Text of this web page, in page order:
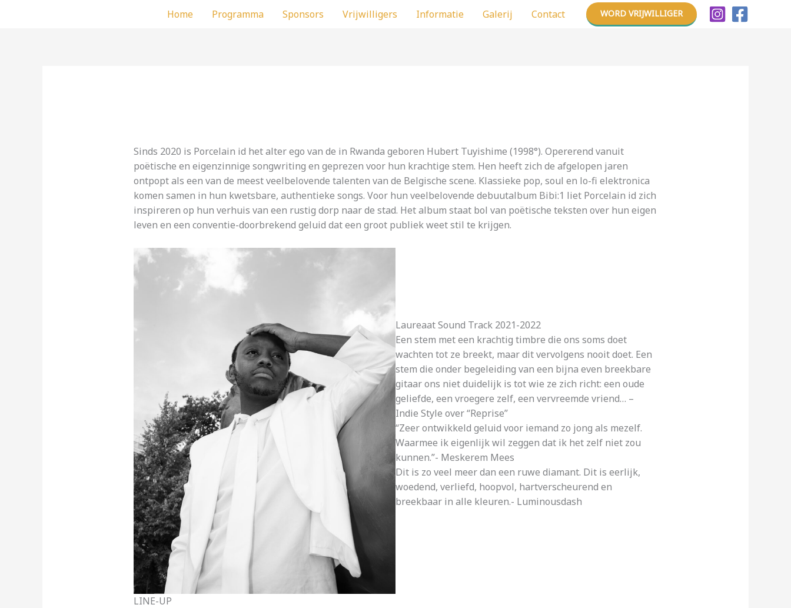
Home Programma Sponsors Vrijwilligers Informatie Galerij Contact WORD VRIJWILLIGER
Sinds 2020 is Porcelain id het alter ego van de in Rwanda geboren Hubert Tuyishime (1998°). Opererend vanuit
poëtische en eigenzinnige songwriting en geprezen voor hun krachtige stem. Hen heeft zich de afgelopen jaren
ontpopt als een van de meest veelbelovende talenten van de Belgische scene. Klassieke pop, soul en lo-fi elektronica
komen samen in hun kwetsbare, authentieke songs. Voor hun veelbelovende debuutalbum Bibi:1 liet Porcelain id zich
inspireren op hun verhuis van een rustig dorp naar de stad. Het album staat bol van poëtische teksten over hun eigen
leven en een conventie-doorbrekend geluid dat een groot publiek weet stil te krijgen.
Laureaat Sound Track 2021-2022
Een stem met een krachtig timbre die ons soms doet
wachten tot ze breekt, maar dit vervolgens nooit doet. Een
stem die onder begeleiding van een bijna even breekbare
gitaar ons niet duidelijk is tot wie ze zich richt: een oude
geliefde, een vroegere zelf, een vervreemde vriend… –
Indie Style over “Reprise”
“Zeer ontwikkeld geluid voor iemand zo jong als mezelf.
Waarmee ik eigenlijk wil zeggen dat ik het zelf niet zou
kunnen.”- Meskerem Mees
Dit is zo veel meer dan een ruwe diamant. Dit is eerlijk,
woedend, verliefd, hoopvol, hartverscheurend en
breekbaar in alle kleuren.- Luminousdash
LINE-UP